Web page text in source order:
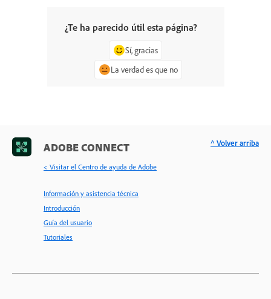
¿Te ha parecido útil esta página?
Sí, gracias
La verdad es que no
ADOBE CONNECT
< Visitar el Centro de ayuda de Adobe
Información y asistencia técnica
Introducción
Guía del usuario
Tutoriales
^ Volver arriba